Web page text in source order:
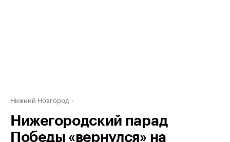
Нижний Новгород
Нижегородский парад
Победы «вернулся» на